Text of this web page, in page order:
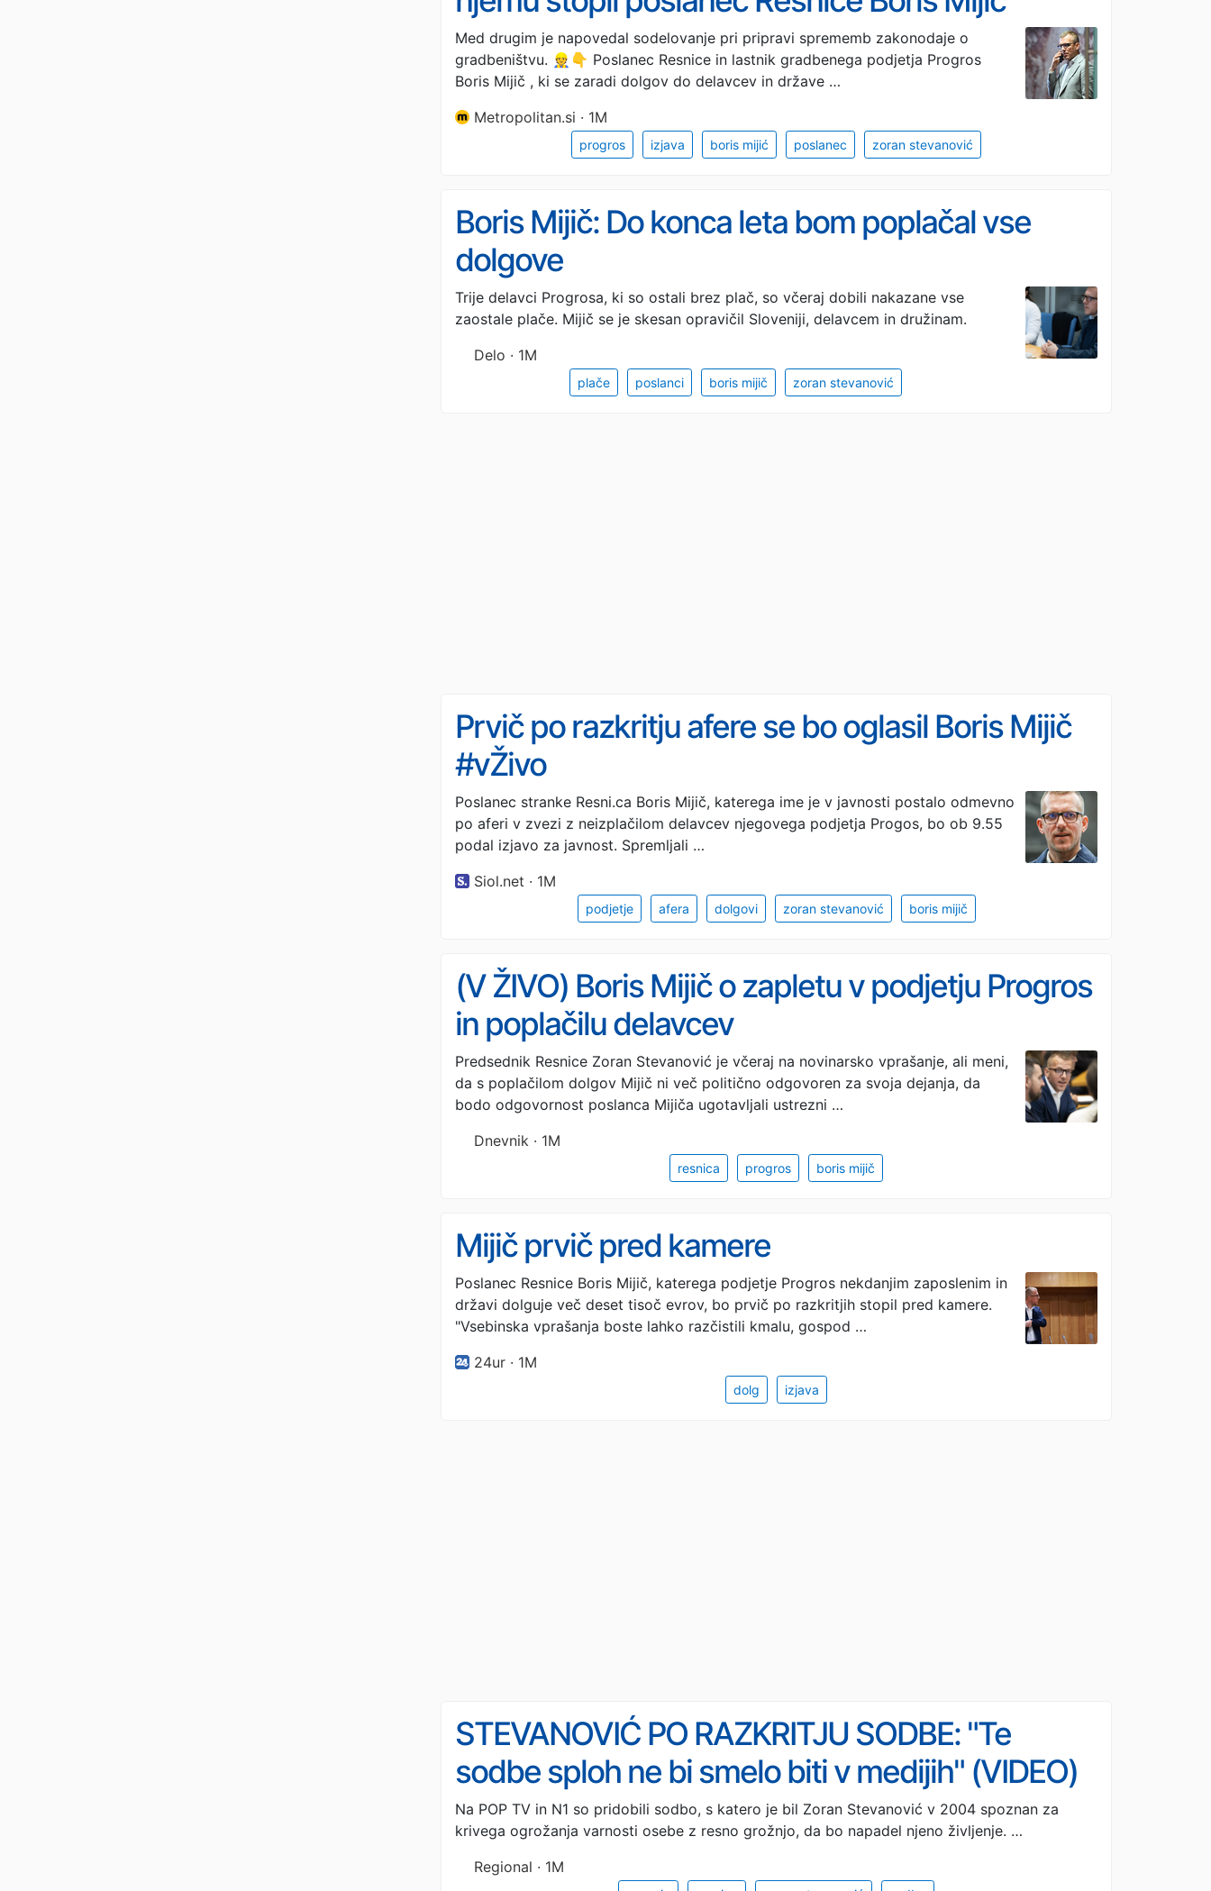
Med drugim je napovedal sodelovanje pri pripravi sprememb zakonodaje o
gradbeništvu. 👷👇 Poslanec Resnice in lastnik gradbenega podjetja Progros
Boris Mijič , ki se zaradi dolgov do delavcev in države …
Metropolitan.si · 1M
progros izjava boris mijić poslanec zoran stevanović
Boris Mijič: Do konca leta bom poplačal vse
dolgove
Trije delavci Progrosa, ki so ostali brez plač, so včeraj dobili nakazane vse
zaostale plače. Mijič se je skesan opravičil Sloveniji, delavcem in družinam.
Delo · 1M
plače poslanci boris mijič zoran stevanović
Prvič po razkritju afere se bo oglasil Boris Mijič
#vŽivo
Poslanec stranke Resni.ca Boris Mijič, katerega ime je v javnosti postalo odmevno
po aferi v zvezi z neizplačilom delavcev njegovega podjetja Progos, bo ob 9.55
podal izjavo za javnost. Spremljali …
Siol.net · 1M
podjetje afera dolgovi zoran stevanović boris mijič
(V ŽIVO) Boris Mijič o zapletu v podjetju Progros
in poplačilu delavcev
Predsednik Resnice Zoran Stevanović je včeraj na novinarsko vprašanje, ali meni,
da s poplačilom dolgov Mijič ni več politično odgovoren za svoja dejanja, da
bodo odgovornost poslanca Mijiča ugotavljali ustrezni …
Dnevnik · 1M
resnica progros boris mijič
Mijič prvič pred kamere
Poslanec Resnice Boris Mijič, katerega podjetje Progros nekdanjim zaposlenim in
državi dolguje več deset tisoč evrov, bo prvič po razkritjih stopil pred kamere.
"Vsebinska vprašanja boste lahko razčistili kmalu, gospod …
24ur · 1M
dolg izjava
STEVANOVIĆ PO RAZKRITJU SODBE: "Te
sodbe sploh ne bi smelo biti v medijih" (VIDEO)
Na POP TV in N1 so pridobili sodbo, s katero je bil Zoran Stevanović v 2004 spoznan za
krivega ogrožanja varnosti osebe z resno grožnjo, da bo napadel njeno življenje. …
Regional · 1M